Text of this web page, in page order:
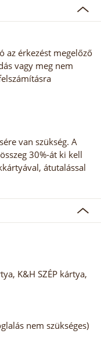
az érkezést megelőző
vagy meg nem
van szükség. A
30%-át ki kell
átutalással
K&H SZÉP kártya,
nem szükséges)